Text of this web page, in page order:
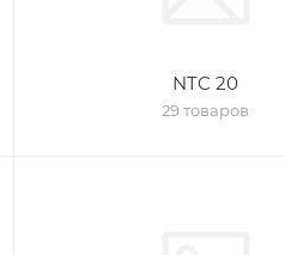
NTC 20
29 товаров